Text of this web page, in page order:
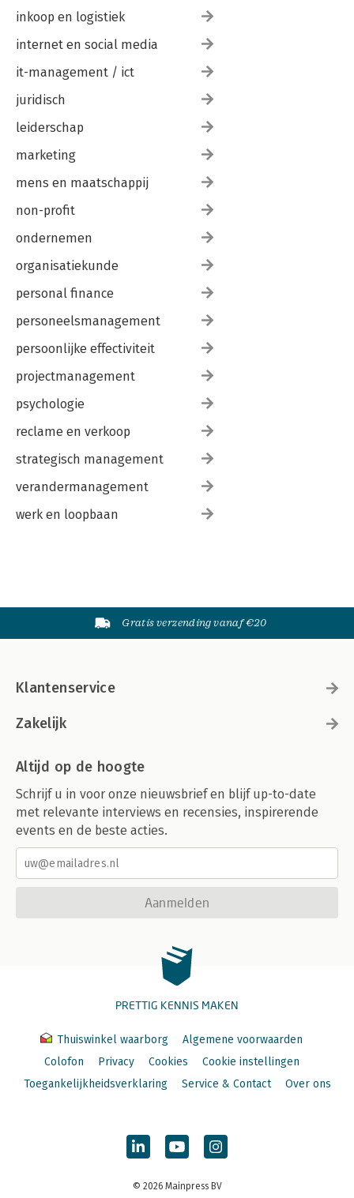
inkoop en logistiek
internet en social media
it-management / ict
juridisch
leiderschap
marketing
mens en maatschappij
non-profit
ondernemen
organisatiekunde
personal finance
personeelsmanagement
persoonlijke effectiviteit
projectmanagement
psychologie
reclame en verkoop
strategisch management
verandermanagement
werk en loopbaan
Gratis verzending vanaf €20
Klantenservice
Zakelijk
Altijd op de hoogte
Schrijf u in voor onze nieuwsbrief en blijf up-to-date
met relevante interviews en recensies, inspirerende
events en de beste acties.
Aanmelden
PRETTIG KENNIS MAKEN
Thuiswinkel waarborg
Algemene voorwaarden
Colofon
Privacy Cookies
Cookie instellingen
Toegankelijkheidsverklaring
Service & Contact Over ons
© 2026 Mainpress BV